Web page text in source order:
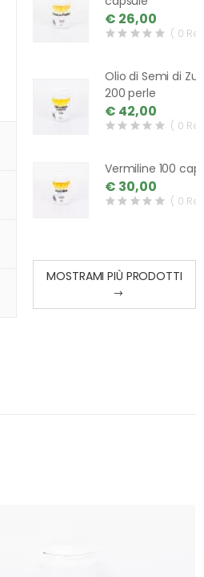
€ 26,00
( 0
Olio di Semi di
200 perle
€ 42,00
( 0
Vermiline 100
€ 30,00
( 0
MOSTRAMI PIÙ PRODOTTI